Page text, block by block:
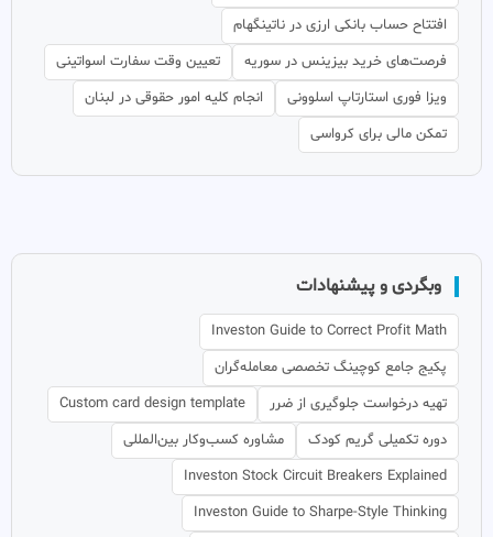
افتتاح حساب بانکی ارزی در ناتینگهام
فرصت‌های خرید بیزینس در سوریه
تعیین وقت سفارت اسواتینی
ویزا فوری استارتاپ اسلوونی
انجام کلیه امور حقوقی در لبنان
تمکن مالی برای کرواسی
وبگردی و پیشنهادات
Investon Guide to Correct Profit Math
پکیج جامع کوچینگ تخصصی معامله‌گران
تهیه درخواست جلوگیری از ضرر
Custom card design template
دوره تکمیلی گریم کودک
مشاوره کسب‌وکار بین‌المللی
Investon Stock Circuit Breakers Explained
Investon Guide to Sharpe-Style Thinking